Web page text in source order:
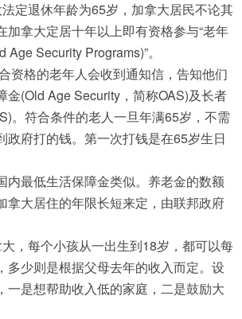
定退休年龄为65岁，加拿大居民不论其
加拿大定居十年以上即有资格参与“老年
Security Programs)”。
资格的老年人会收到通知信，告知他们
金(Old Age Security，简称OAS)及长者
。符合条件的老人一旦年满65岁，不需
政府打的钱。第一次打钱是在65岁生日
内最低生活保障金类似。养老金的数额
拿大居住的年限长短来定，由联邦政府
，每个小孩从一出生到18岁，都可以每
多少则是根据父母去年的收入而定。设
一是想帮助收入低的家庭，二是鼓励大